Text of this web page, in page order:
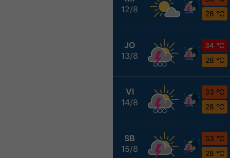
12/8
28 °C
JO
13/8
34 °C
28 °C
VI
14/8
33 °C
28 °C
SB
15/8
33 °C
28 °C